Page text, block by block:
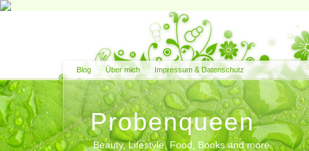
Blog Über mich Impressum & Datenschutz
Probenqueen
Beauty, Lifestyle, Food, Books and more